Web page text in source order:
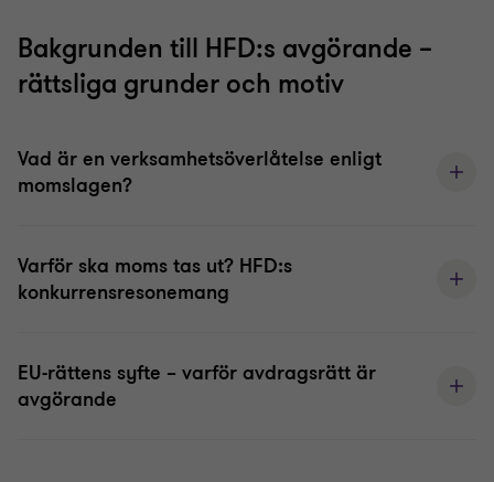
Bakgrunden till HFD:s avgörande –
rättsliga grunder och motiv
Vad är en verksamhetsöverlåtelse enligt
momslagen?
Varför ska moms tas ut? HFD:s
konkurrensresonemang
EU-rättens syfte – varför avdragsrätt är
avgörande